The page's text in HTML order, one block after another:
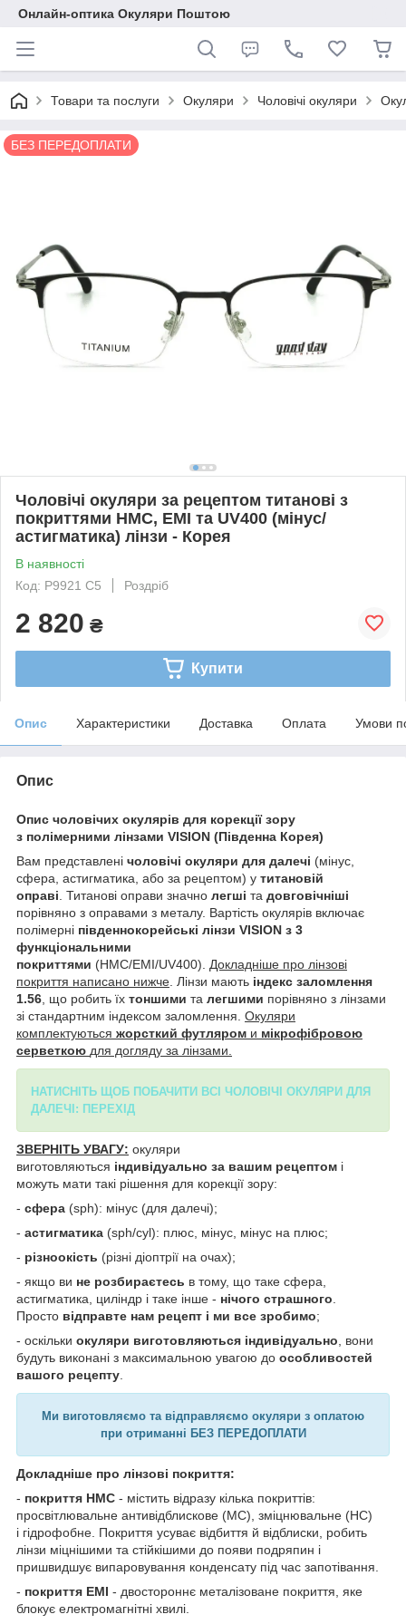
Онлайн-оптика Окуляри Поштою
Товари та послуги Окуляри Чоловічі окуляри
БЕЗ ПЕРЕДОПЛАТИ
Чоловічі окуляри за рецептом титанові з
покриттями HMC, EMI та UV400 (мінус/
астигматика) лінзи - Корея
В наявності
Код: P9921 C5
Роздріб
2 820 ₴
Купити
Опис Характеристики Доставка Оплата Умови
Опис
Опис чоловічих окулярів для корекції зору
з полімерними лінзами VISION (Південна Корея)
Вам представлені чоловічі окуляри для далечі (мінус,
сфера, астигматика, або за рецептом) у титановій
оправі . Титанові оправи значно легші та довговічніші
порівняно з оправами з металу. Вартість окулярів включає
полімерні південнокорейські лінзи VISION з 3
функціональними
покриттями (HMC/EMI/UV400). Докладніше про лінзові
покриття написано нижче . Лінзи мають індекс заломлення
1.56 , що робить їх тоншими та легшими порівняно з лінзами
зі стандартним індексом заломлення. Окуляри
комплектуються жорсткий футляром и мікрофібровою
серветкою для догляду за лінзами.
НАТИСНІТЬ ЩОБ ПОБАЧИТИ ВСІ ЧОЛОВІЧІ ОКУЛЯРИ ДЛЯ
ДАЛЕЧІ: ПЕРЕХІД
ЗВЕРНІТЬ УВАГУ: окуляри
виготовляються індивідуально за вашим рецептом і
можуть мати такі рішення для корекції зору:
- сфера (sph): мінус (для далечі);
- астигматика (sph/cyl): плюс, мінус, мінус на плюс;
- різноокість (різні діоптрії на очах);
- якщо ви не розбираєтесь в тому, що таке сфера,
астигматика, циліндр і таке інше - нічого страшного
Просто відправте нам рецепт і ми все зробимо;
- оскільки окуляри виготовляються індивідуально , вони
будуть виконані з максимальною увагою до особливостей
вашого рецепту
Ми виготовляємо та відправляємо окуляри з оплатою
при отриманні БЕЗ ПЕРЕДОПЛАТИ
Докладніше про лінзові покриття:
- покриття HMC - містить відразу кілька покриттів:
просвітлювальне антивідблискове (MC), зміцнювальне (HC)
і гідрофобне. Покриття усуває відбиття й відблиски, робить
лінзи міцнішими та стійкішими до появи подряпин і
пришвидшує випаровування конденсату під час запотівання.
- покриття EMI - двостороннє металізоване покриття, яке
блокує електромагнітні хвилі.